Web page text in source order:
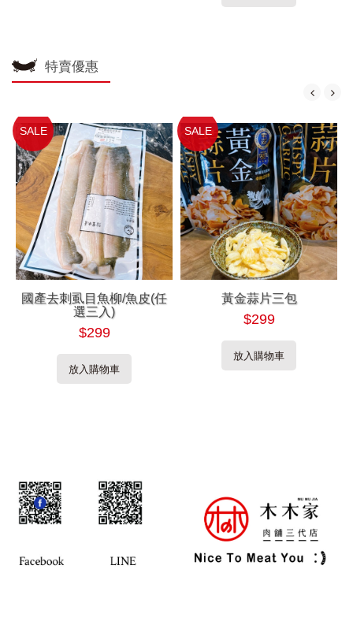
特賣優惠
SALE
國產去刺虱目魚柳/魚皮(任
選三入)
$299
放入購物車
SALE
黃金蒜片三包
$299
放入購物車